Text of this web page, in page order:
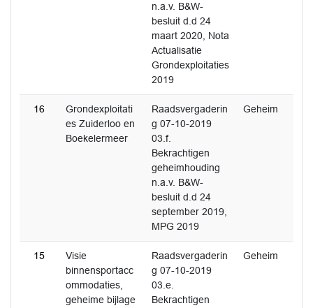
n.a.v. B&W-
besluit d.d 24
maart 2020, Nota
Actualisatie
Grondexploitaties
2019
16
Grondexploitati
es Zuiderloo en
Boekelermeer
Raadsvergaderin
g 07-10-2019
03.f.
Bekrachtigen
geheimhouding
n.a.v. B&W-
besluit d.d 24
september 2019,
MPG 2019
Geheim
15
Visie
binnensportacc
ommodaties,
geheime bijlage
Raadsvergaderin
g 07-10-2019
03.e.
Bekrachtigen
Geheim